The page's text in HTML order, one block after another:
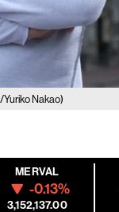
Nakao)
MERVAL
-0.13%
3,152,137.00